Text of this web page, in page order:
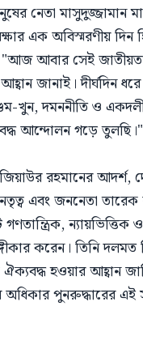
নেতা মাসুদুজ্জামান
এক অবিস্মরণীয় দিন
আবার সেই
জানাই। দীর্ঘদিন
খুন, দমননীতি ও
আন্দোলন গড়ে তুলছি।"
জিয়াউর রহমানের আদর্শ,
এবং জননেতা তারেক
ন্যায়ভিত্তিক
করেন। তিনি দলমত
হওয়ার আহ্বান
পুনরুদ্ধারের এই